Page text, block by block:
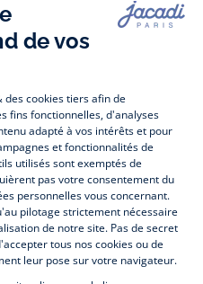
Jacadi
Youtube
en ligne une grande variété de
et intemporels. Retrouvez,
blouse et combinaison pour les
pour les bébés et de pantalons,
les enfants de 1 mois à 12 ans.
tendance pour filles et garçons.
fête de fin d’année et trouvez
événement est arrivé ?
. Bénéficiez également de
l’année. Guettez les
spéciale Jacadi avec des